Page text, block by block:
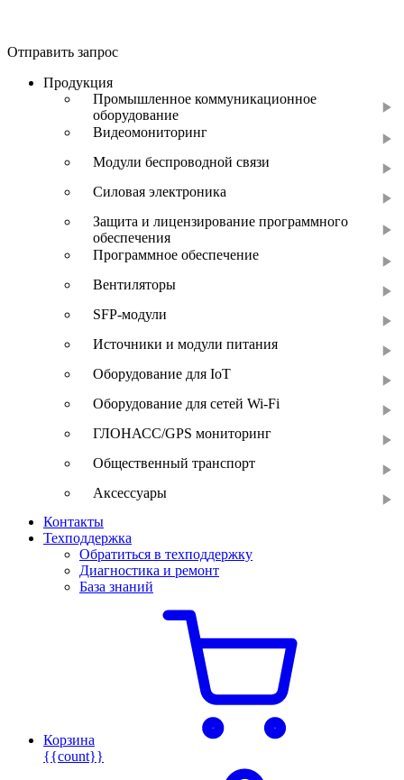
Отправить запрос
Продукция
Промышленное коммуникационное
оборудование
Видеомониторинг
Модули беспроводной связи
Силовая электроника
Защита и лицензирование программного
обеспечения
Программное обеспечение
Вентиляторы
SFP-модули
Источники и модули питания
Оборудование для IoT
Оборудование для сетей Wi-Fi
ГЛОНАСС/GPS мониторинг
Общественный транспорт
Аксессуары
Контакты
Техподдержка
Обратиться в техподдержку
Диагностика и ремонт
База знаний
Корзина
{{count}}